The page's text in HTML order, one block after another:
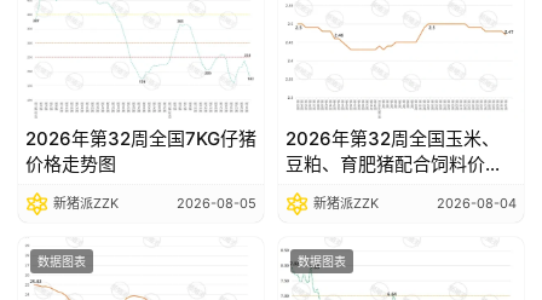
今
日
猪
价
2026年第32周全国7KG仔猪
价格走势图
新猪派ZZK 2026-08-05
2026年第32周全国玉米、
豆粕、育肥猪配合饲料价格
走势图
新猪派ZZK 2026-08-04
数据图表 数据图表